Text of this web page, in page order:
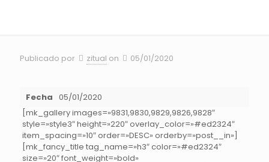
Publicado por zitual on 05/01/2020
Fecha 05/01/2020
[mk_gallery images=»9831,9830,9829,9826,9828″
style=»style3″ height=»220″ overlay_color=»#ed2324″
item_spacing=»10″ order=»DESC» orderby=»post__in»]
[mk_fancy_title tag_name=»h3″ color=»#ed2324″
size=»20″ font_weight=»bold»